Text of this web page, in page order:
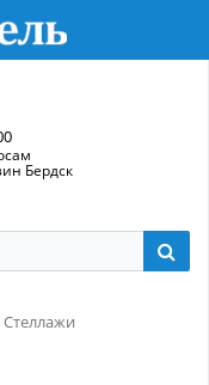
Бердск
Стеллажи